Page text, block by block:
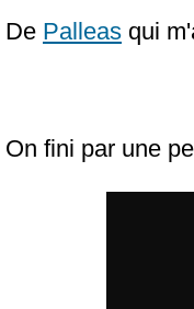
De Palleas qui
On fini par une